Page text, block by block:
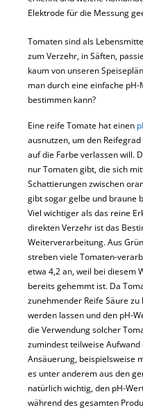
Elektrode für die Messung
Tomaten sind als
zum Verzehr, in Säften,
kaum von unseren
man durch eine einfache
bestimmen kann?
Eine reife Tomate hat einen
ausnutzen, um den
auf die Farbe verlassen will.
nur Tomaten gibt, die sich
Schattierungen zwischen
gibt sogar gelbe und braune
Viel wichtiger als das reine
direkten Verzehr ist das
Weiterverarbeitung. Aus
streben viele Tomaten-
etwa 4,2 an, weil bei diesem
bereits gehemmt ist. Da
zunehmender Reife Säure
werden lassen und den pH-
die Verwendung solcher
zumindest teilweise
Ansäuerung, beispielsweise
es unter anderem aus den
natürlich wichtig, den pH-
während des gesamten